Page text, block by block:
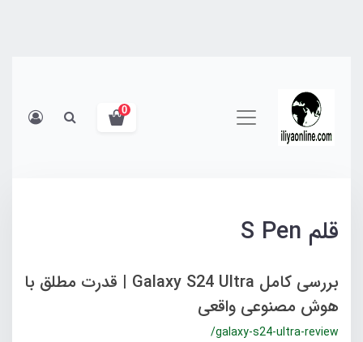
0
قلم S Pen
بررسی کامل Galaxy S24 Ultra | قدرت مطلق با
هوش مصنوعی واقعی
/galaxy-s24-ultra-review